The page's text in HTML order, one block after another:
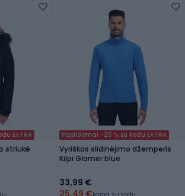
EXTRA
striukė
Papildomai -25 % su kodu EXTRA
Vyriškas slidinėjimo džemperis
Kilpi Glamer blue
33,99 €
25,49 €